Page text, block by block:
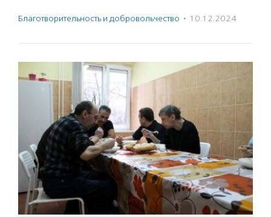
Благотвори­тель­ность и доброволь­чест­во · 10.12.2024